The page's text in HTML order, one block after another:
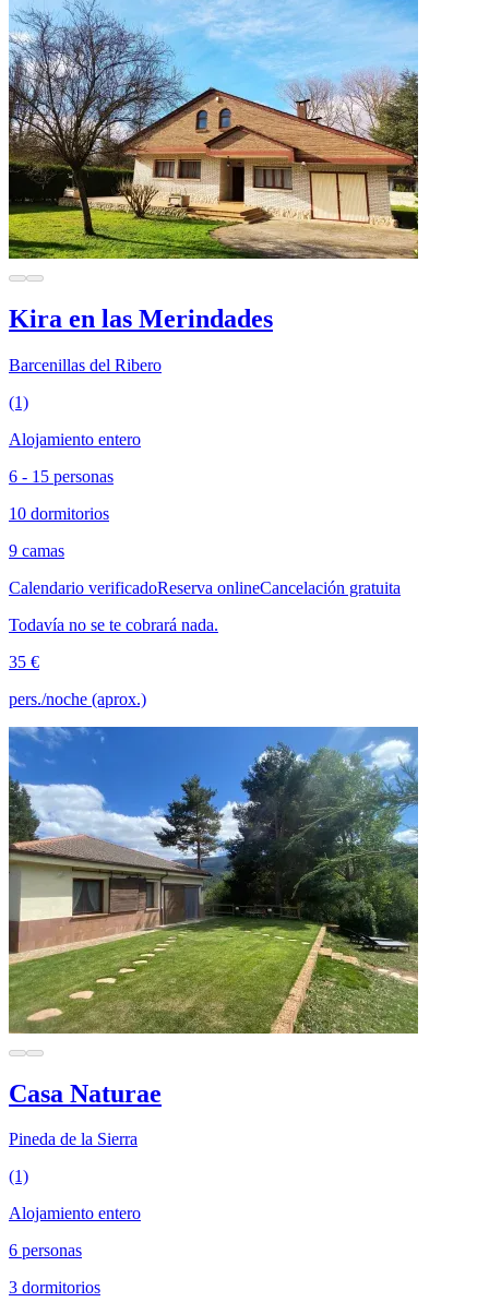
Kira en las Merindades
Barcenillas del Ribero
(1)
Alojamiento entero
6 - 15 personas
10 dormitorios
9 camas
Calendario verificadoReserva onlineCancelación gratuita
Todavía no se te cobrará nada.
35 €
pers./noche (aprox.)
Casa Naturae
Pineda de la Sierra
(1)
Alojamiento entero
6 personas
3 dormitorios